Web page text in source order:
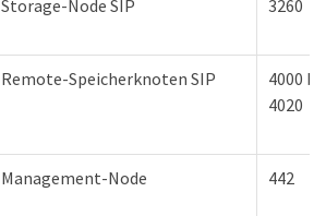
Storage-Node SIP 3260
Remote-Speicherknoten SIP
4000
4020
Management-Node 442